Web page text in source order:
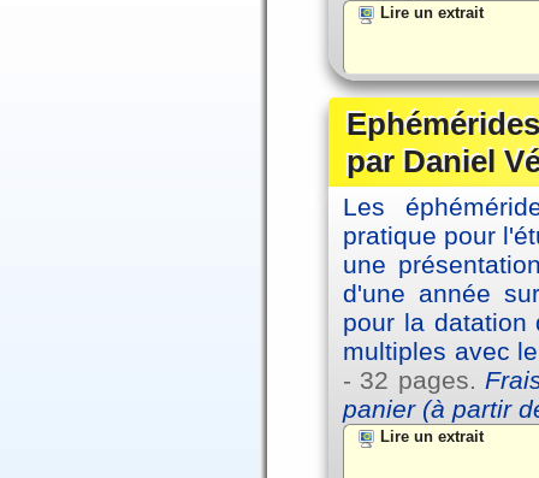
Lire un extrait
par Daniel
Les
pratique pour
une
d'une année
pour la datation
multiples avec
- 32 pages.
panier (à partir
Lire un extrait